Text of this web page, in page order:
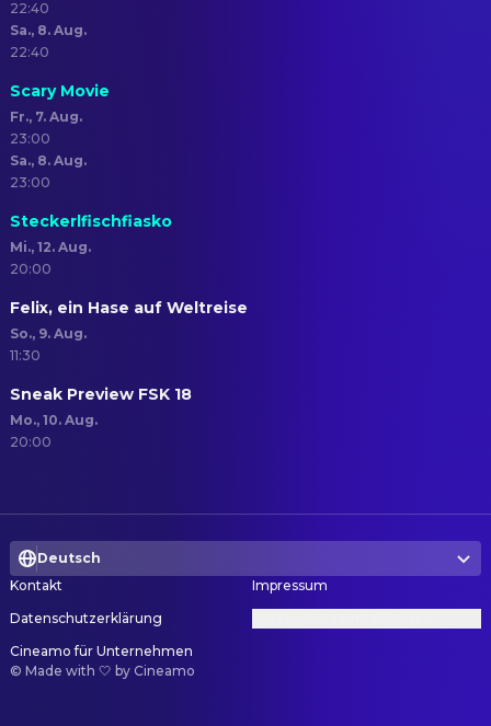
22:40
Sa., 8. Aug.
22:40
Scary Movie
Fr., 7. Aug.
23:00
Sa., 8. Aug.
23:00
Steckerlfischfiasko
Mi., 12. Aug.
20:00
Felix, ein Hase auf Weltreise
So., 9. Aug.
11:30
Sneak Preview FSK 18
Mo., 10. Aug.
20:00
Deutsch
Kontakt
Impressum
Datenschutzerklärung
Cineamo für Unternehmen
© Made with 🤍 by Cineamo